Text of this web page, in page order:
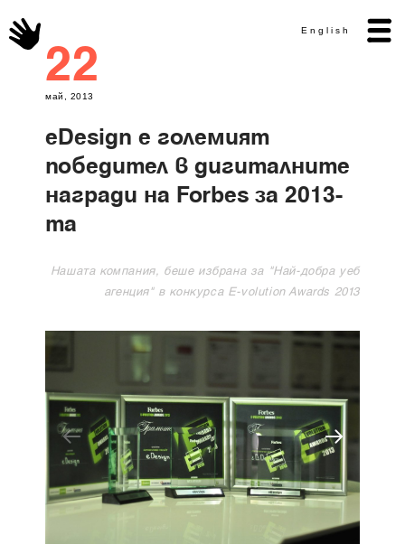
English
22
май, 2013
eDesign е голeмият
победител в дигиталните
награди на Forbes за 2013-
та
Нашата компания, беше избрана за "Най-добра уеб
агенция" в конкурса E-volution Awards 2013